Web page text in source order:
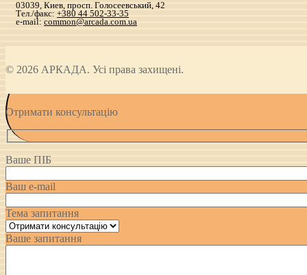
03039, Киев, просп. Голосеевський, 42
Тел./факс: +380 44 502-33-35
e-mail: common@arcada.com.ua
© 2026 АРКАДА. Усі права захищені.
Отримати консультацію
Ваше ПІБ
Ваш e-mail
Тема запитання
Ваше запитання